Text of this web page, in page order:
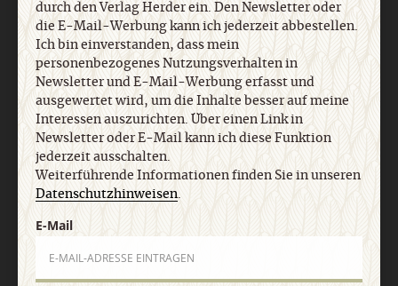
durch den Verlag Herder ein. Den Newsletter oder
die E-Mail-Werbung kann ich jederzeit abbestellen.
Ich bin einverstanden, dass mein
personenbezogenes Nutzungsverhalten in
Newsletter und E-Mail-Werbung erfasst und
ausgewertet wird, um die Inhalte besser auf meine
Interessen auszurichten. Über einen Link in
Newsletter oder E-Mail kann ich diese Funktion
jederzeit ausschalten.
Weiterführende Informationen finden Sie in unseren
Datenschutzhinweisen.
E-Mail